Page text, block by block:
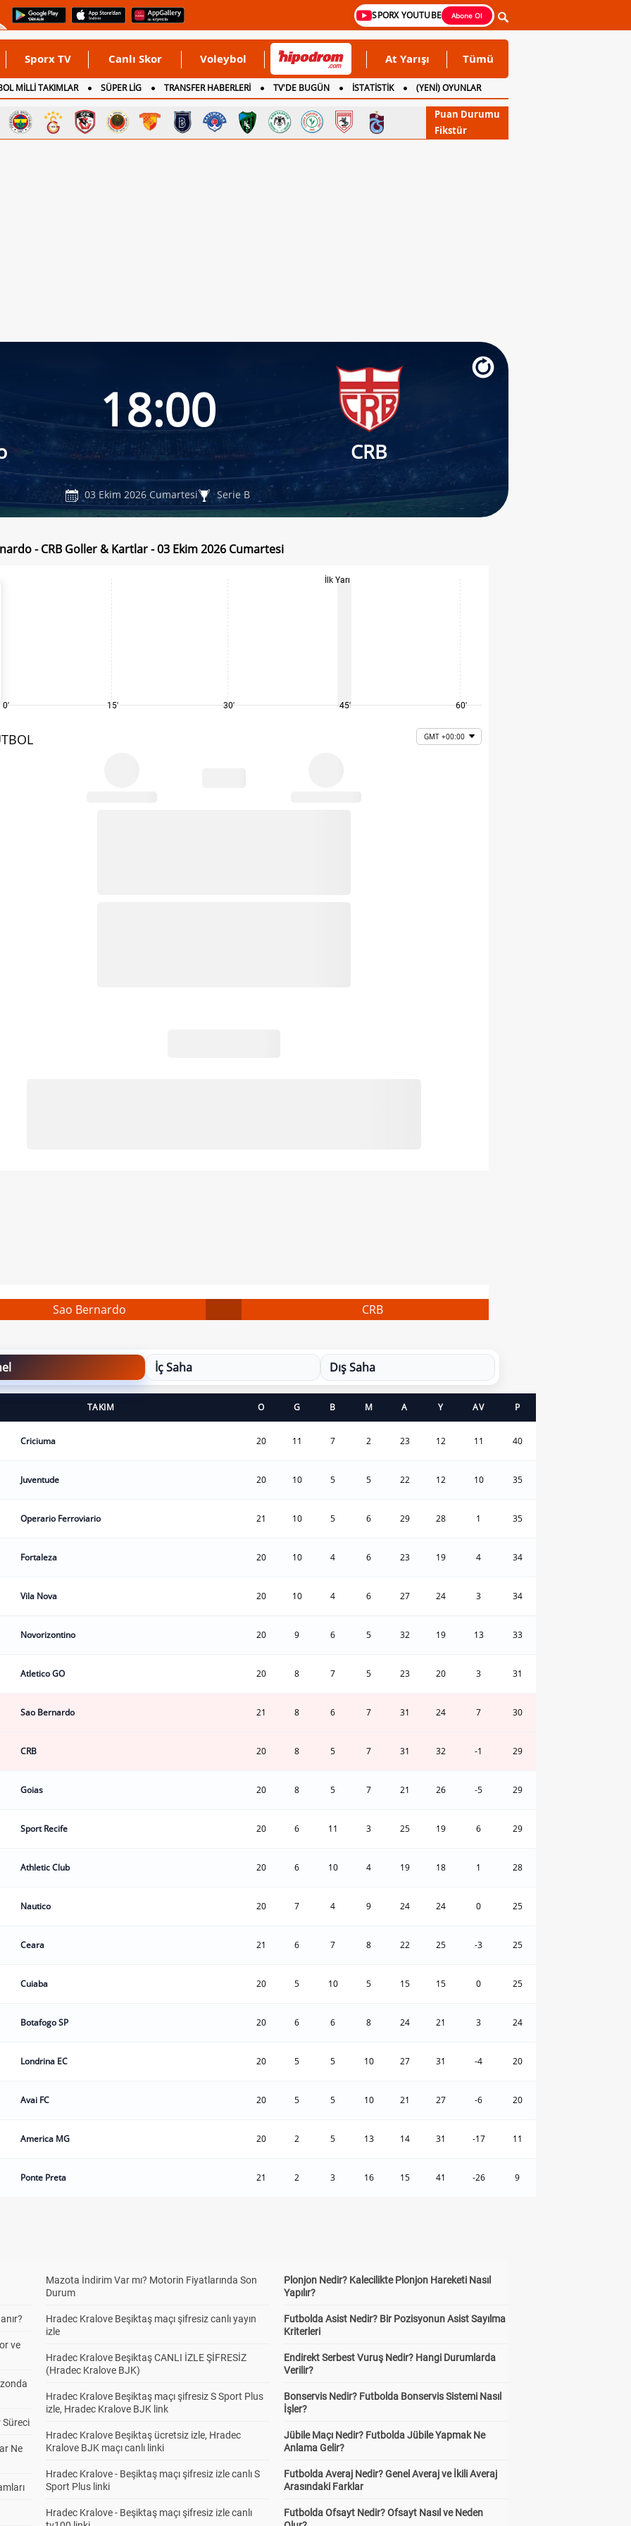
SPORX YOUTUBE Abone Ol
Sporx TV Canlı Skor Voleybol At Yarışı Tümü
MİLLİ TAKIMLAR SÜPER LİG TRANSFER HABERLERİ TV'DE BUGÜN İSTATİSTİK (YENİ) OYUNLAR
Puan Durumu
Fikstür
18:00
CRB
03 Ekim 2026 Cumartesi Serie B
- CRB Goller & Kartlar - 03 Ekim 2026 Cumartesi
0' 15' 30'
İlk Yarı
45' 60'
GMT +00:00
Sao Bernardo CRB
İç Saha Dış Saha
TAKIM O G B M A Y AV P
Criciuma 20 11 7 2 23 12 11 40
Juventude 20 10 5 5 22 12 10 35
Operario Ferroviario 21 10 5 6 29 28 1 35
Fortaleza 20 10 4 6 23 19 4 34
Vila Nova 20 10 4 6 27 24 3 34
Novorizontino 20 9 6 5 32 19 13 33
Atletico GO 20 8 7 5 23 20 3 31
Sao Bernardo 21 8 6 7 31 24 7 30
CRB 20 8 5 7 31 32 -1 29
Goias 20 8 5 7 21 26 -5 29
Sport Recife 20 6 11 3 25 19 6 29
Athletic Club 20 6 10 4 19 18 1 28
Nautico 20 7 4 9 24 24 0 25
Ceara 21 6 7 8 22 25 -3 25
Cuiaba 20 5 10 5 15 15 0 25
Botafogo SP 20 6 6 8 24 21 3 24
Londrina EC 20 5 5 10 27 31 -4 20
Avai FC 20 5 5 10 21 27 -6 20
America MG 20 2 5 13 14 31 -17 11
Ponte Preta 21 2 3 16 15 41 -26 9
ve
Süreci
Ne
Mazota İndirim Var mı? Motorin Fiyatlarında Son
Durum
Hradec Kralove Beşiktaş maçı şifresiz canlı yayın
izle
Hradec Kralove Beşiktaş CANLI İZLE ŞİFRESİZ
(Hradec Kralove BJK)
Hradec Kralove Beşiktaş maçı şifresiz S Sport Plus
izle, Hradec Kralove BJK link
Hradec Kralove Beşiktaş ücretsiz izle, Hradec
Kralove BJK maçı canlı linki
Hradec Kralove - Beşiktaş maçı şifresiz izle canlı S
Sport Plus linki
Hradec Kralove - Beşiktaş maçı şifresiz izle canlı
Plonjon Nedir? Kalecilikte Plonjon Hareketi Nasıl
Yapılır?
Futbolda Asist Nedir? Bir Pozisyonun Asist Sayılma
Kriterleri
Endirekt Serbest Vuruş Nedir? Hangi Durumlarda
Verilir?
Bonservis Nedir? Futbolda Bonservis Sistemi Nasıl
İşler?
Jübile Maçı Nedir? Futbolda Jübile Yapmak Ne
Anlama Gelir?
Futbolda Averaj Nedir? Genel Averaj ve İkili Averaj
Arasındaki Farklar
Futbolda Ofsayt Nedir? Ofsayt Nasıl ve Neden